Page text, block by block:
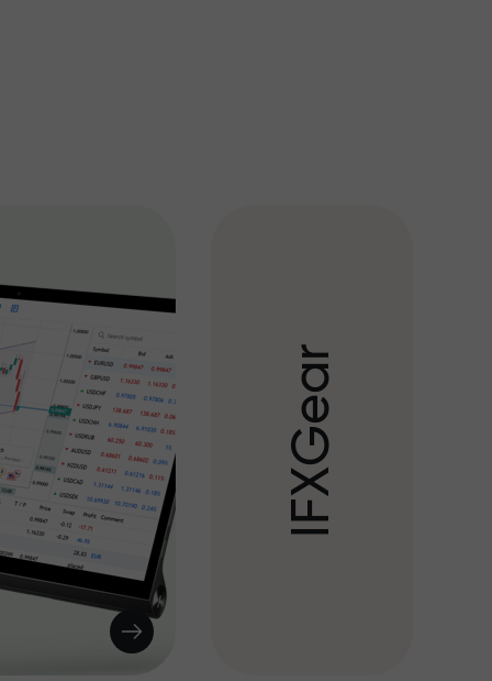
I
F
X
G
e
a
r